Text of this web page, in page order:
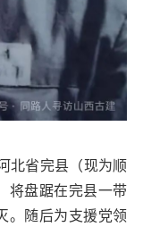
北省完县（现为顺
盘踞在完县一带
。随后为支援党领